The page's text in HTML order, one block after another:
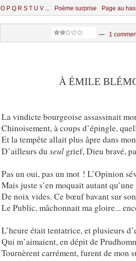
O P Q R S T U V ... Poème surprise Page au
— 1
À ÉMILE
La vindicte bourgeoise assassinait
Chinoisement, à coups d’épingle,
Et la tempête allait plus âpre dans
D’ailleurs du seulgrief, Dieu bravé,
Pas un oui, pas un mot ! L’Opinion
Mais juste s’en moquait autant
De noix vides. Ce bœuf bavant sur
Le Public, mâchonnait ma gloire...
L’heure était tentatrice, et plusieurs
Qui m’aimaient, en dépit de
Tournèrent carrément, furent de mon